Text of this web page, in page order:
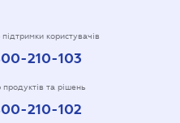
користувачів
210-103
продуктів та рішень
210-102